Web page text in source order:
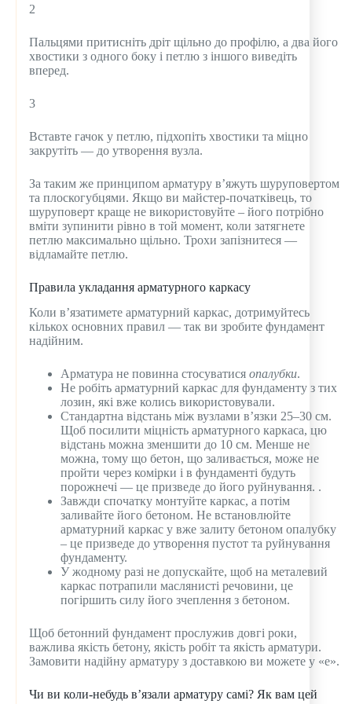
2
Пальцями притисніть дріт щільно до профілю, а два його
хвостики з одного боку і петлю з іншого виведіть
вперед.
3
Вставте гачок у петлю, підхопіть хвостики та міцно
закрутіть — до утворення вузла.
За таким же принципом арматуру в’яжуть шуруповертом
та плоскогубцями. Якщо ви майстер-початківець, то
шуруповерт краще не використовуйте – його потрібно
вміти зупинити рівно в той момент, коли затягнете
петлю максимально щільно. Трохи запізнитеся —
відламайте петлю.
Правила укладання арматурного каркасу
Коли в’язатимете арматурний каркас, дотримуйтесь
кількох основних правил — так ви зробите фундамент
надійним.
Арматура не повинна стосуватися опалубки.
Не робіть арматурний каркас для фундаменту з тих
лозин, які вже колись використовували.
Стандартна відстань між вузлами в’язки 25–30 см.
Щоб посилити міцність арматурного каркаса, цю
відстань можна зменшити до 10 см. Менше не
можна, тому що бетон, що заливається, може не
пройти через комірки і в фундаменті будуть
порожнечі — це призведе до його руйнування. .
Завжди спочатку монтуйте каркас, а потім
заливайте його бетоном. Не встановлюйте
арматурний каркас у вже залиту бетоном опалубку
– це призведе до утворення пустот та руйнування
фундаменту.
У жодному разі не допускайте, щоб на металевий
каркас потрапили маслянисті речовини, це
погіршить силу його зчеплення з бетоном.
Щоб бетонний фундамент прослужив довгі роки,
важлива якість бетону, якість робіт та якість арматури.
Замовити надійну арматуру з доставкою ви можете у «е».
Чи ви коли-небудь в’язали арматуру самі? Як вам цей